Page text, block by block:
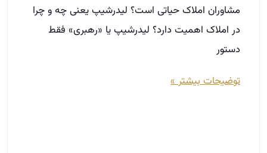
مشاوران املاک حیاتی است؟ لیدرشیپ یعنی چه و چرا
در املاک اهمیت دارد؟ لیدرشیپ یا «رهبری» فقط
دستور
توضیحات بیشتر »